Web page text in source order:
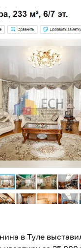
в Туле